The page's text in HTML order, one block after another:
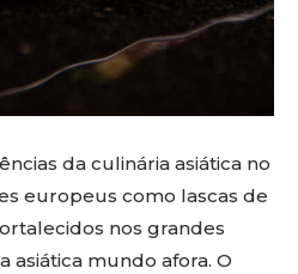
da culinária asiática no
europeus como lascas de
nos grandes
asiática mundo afora. O